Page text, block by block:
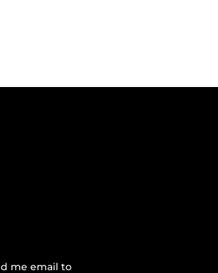
me email to